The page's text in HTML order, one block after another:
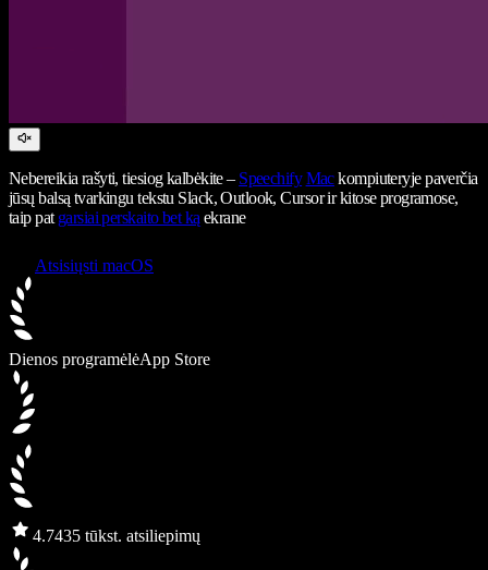
Nebereikia rašyti, tiesiog kalbėkite – Speechify Mackompiuteryje paverčia
jūsų balsą tvarkingu tekstu Slack, Outlook, Cursor ir kitose programose,
taip pat garsiai perskaito bet ką ekrane
Atsisiųsti macOS
Dienos programėlėApp Store
4.7435 tūkst. atsiliepimų